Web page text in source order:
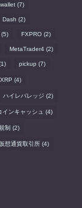
(7)
Dash (2)
(5) FXPRO (2)
MetaTrader4 (2)
pickup (7)
XRP (4)
ハイレバレッジ (2)
インキャッシュ (4)
制 (2)
想通貨取引所 (4)